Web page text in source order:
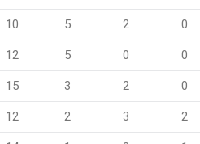
10 5 2 0
12 5 0 0
15 3 2 0
12 2 3 2